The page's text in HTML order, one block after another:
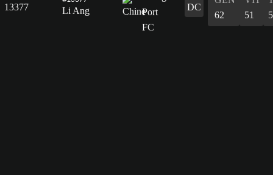
13377 Li Ang DC
62
51